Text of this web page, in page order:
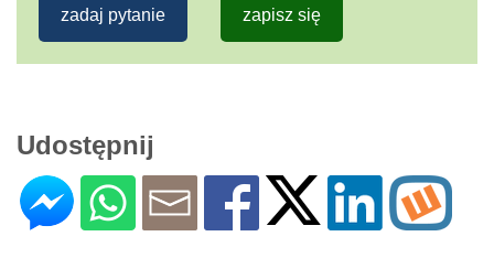
zadaj pytanie zapisz się
Udostępnij